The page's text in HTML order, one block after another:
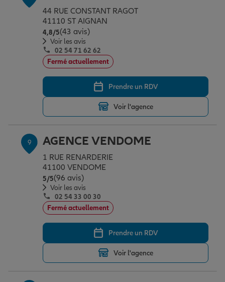
44 RUE CONSTANT RAGOT
41110 ST AIGNAN
4,8/5Note de 4.8 sur 5
(43 avis)
Voir les avis
02 54 71 62 62
Fermé actuellement
Prendre un RDV
Voir l'agence
9 AGENCE VENDOME
1 RUE RENARDERIE
41100 VENDOME
5/5Note de 5 sur 5
(96 avis)
Voir les avis
02 54 33 00 30
Fermé actuellement
Prendre un RDV
Voir l'agence